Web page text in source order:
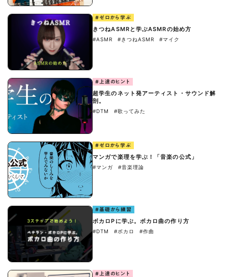
#ゼロから学ぶ
きつねASMRと学ぶASMRの始め方
#ASMR #きつねASMR #マイク
#上達のヒント
超学生のネット発アーティスト・サウンド解
剖。
#DTM #歌ってみた
#ゼロから学ぶ
マンガで楽理を学ぶ！「音楽の公式」
#マンガ #音楽理論
#基礎から練習
ボカロPに学ぶ。ボカロ曲の作り方
#DTM #ボカロ #作曲
#上達のヒント